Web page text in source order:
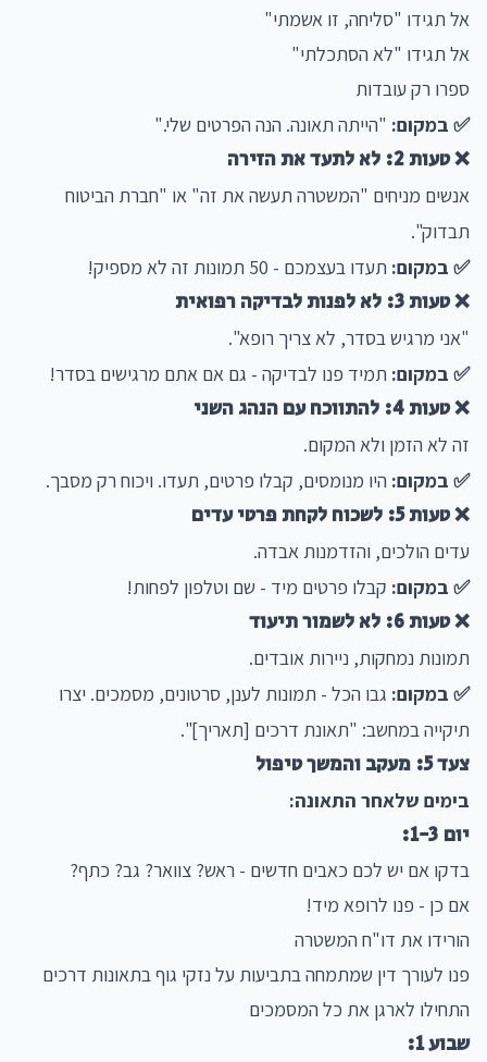
אל תגידו "סליחה, זו אשמתי"
אל תגידו "לא הסתכלתי"
ספרו רק עובדות
✅ במקום: "הייתה תאונה. הנה הפרטים שלי."
❌ טעות 2: לא לתעד את הזירה
אנשים מניחים "המשטרה תעשה את זה" או "חברת הביטוח
תבדוק".
✅ במקום: תעדו בעצמכם - 50 תמונות זה לא מספיק!
❌ טעות 3: לא לפנות לבדיקה רפואית
"אני מרגיש בסדר, לא צריך רופא".
✅ במקום: תמיד פנו לבדיקה - גם אם אתם מרגישים בסדר!
❌ טעות 4: להתווכח עם הנהג השני
זה לא הזמן ולא המקום.
✅ במקום: היו מנומסים, קבלו פרטים, תעדו. ויכוח רק מסבך.
❌ טעות 5: לשכוח לקחת פרטי עדים
עדים הולכים, והזדמנות אבדה.
✅ במקום: קבלו פרטים מיד - שם וטלפון לפחות!
❌ טעות 6: לא לשמור תיעוד
תמונות נמחקות, ניירות אובדים.
✅ במקום: גבו הכל - תמונות לענן, סרטונים, מסמכים. יצרו
תיקייה במחשב: "תאונת דרכים [תאריך]".
צעד 5: מעקב והמשך טיפול
בימים שלאחר התאונה:
יום 1-3:
בדקו אם יש לכם כאבים חדשים - ראש? צוואר? גב? כתף?
אם כן - פנו לרופא מיד!
הורידו את דו"ח המשטרה
פנו לעורך דין שמתמחה בתביעות על נזקי גוף בתאונות דרכים
התחילו לארגן את כל המסמכים
שבוע 1: